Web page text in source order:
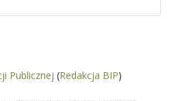
Publicznej (Redakcja BIP)